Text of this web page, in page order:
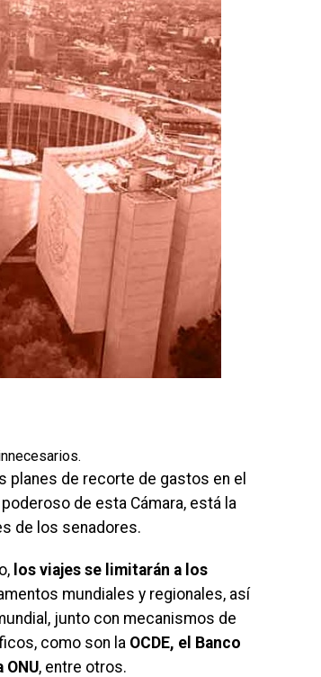
de recorte de gastos en el
de esta Cámara, está la
de los senadores.
los viajes se limitarán a los
mundiales y regionales, así
junto con mecanismos de
como son la OCDE, el Banco
, entre otros.